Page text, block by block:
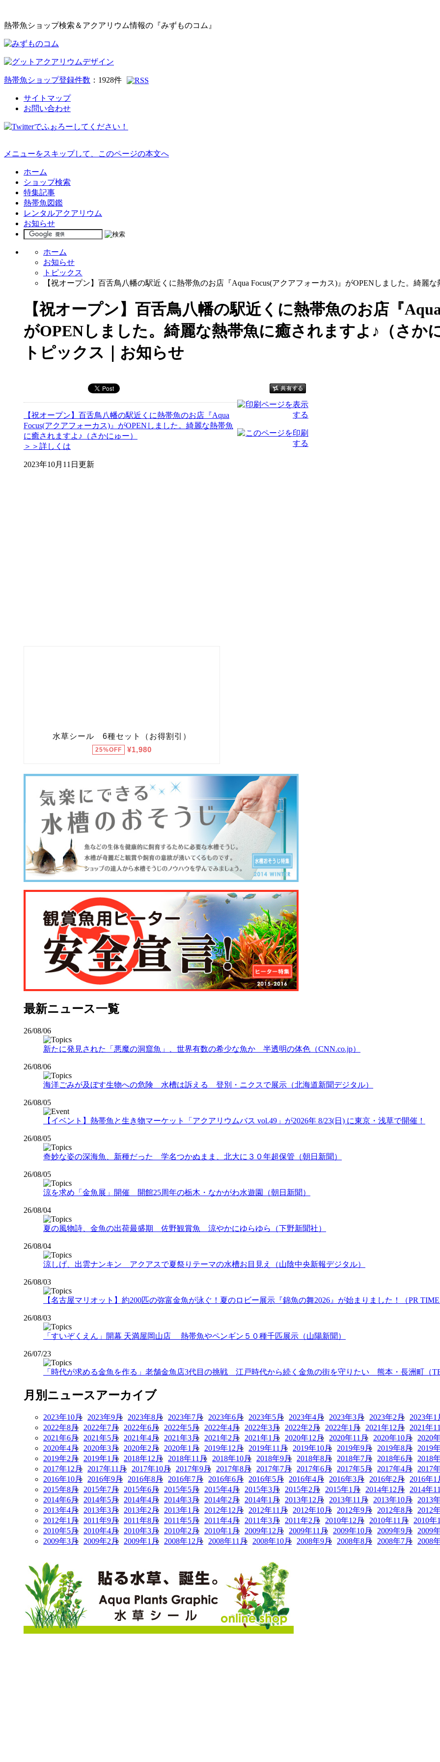
熱帯魚ショップ検索＆アクアリウム情報の『みずものコム』
熱帯魚ショップ登録件数 ： 1928件
サイトマップ
お問い合わせ
メニューをスキップして、このページの本文へ
ホーム
ショップ検索
特集記事
熱帯魚図鑑
レンタルアクアリウム
お知らせ
ホーム
お知らせ
トピックス
【祝オープン】百舌鳥八幡の駅近くに熱帯魚のお店『Aqua Focus(アクアフォーカス)』がOPENしました。綺麗
【祝オープン】百舌鳥八幡の駅近くに熱帯魚のお店『
がOPENしました。綺麗な熱帯魚に癒されますよ♪（さか
トピックス｜お知らせ
【祝オープン】百舌鳥八幡の駅近くに熱帯魚のお店『Aqua
Focus(アクアフォーカス)』がOPENしました。綺麗な熱帯魚
に癒されますよ♪（さかにゅー）
＞＞詳しくは
2023年10月11日更新
最新ニュース一覧
26/08/06
新たに発見された「悪魔の洞窟魚」、世界有数の希少な魚か 半透明の体色（CNN.co.jp）
26/08/06
海洋ごみが及ぼす生物への危険 水槽は訴える 登別・ニクスで展示（北海道新聞デジタル）
26/08/05
【イベント】熱帯魚と生き物マーケット「アクアリウムバス vol.49」が2026年 8/23(日) に東京・浅草で開催！
26/08/05
奇妙な姿の深海魚、新種だった 学名つかぬまま、北大に３０年超保管（朝日新聞）
26/08/05
涼を求め「金魚展」開催 開館25周年の栃木・なかがわ水遊園（朝日新聞）
26/08/04
夏の風物詩、金魚の出荷最盛期 佐野観賞魚 涼やかにゆらゆら（下野新聞社）
26/08/04
涼しげ、出雲ナンキン アクアスで夏祭りテーマの水槽お目見え（山陰中央新報デジタル）
26/08/03
【名古屋マリオット】約200匹の弥富金魚が泳ぐ！夏のロビー展示『錦魚の舞2026』が始まりました！（PR
26/08/03
「すいぞくえん」開幕 天満屋岡山店 熱帯魚やペンギン５０種千匹展示（山陽新聞）
26/07/23
「時代が求める金魚を作る」老舗金魚店3代目の挑戦 江戸時代から続く金魚の街を守りたい 熊本・長洲町（
月別ニュースアーカイブ
2023年10月 2023年9月 2023年8月 2023年7月 2023年6月 2023年5月 2023年4月 2023年3月 2023年2月 2023年1
2022年8月 2022年7月 2022年6月 2022年5月 2022年4月 2022年3月 2022年2月 2022年1月 2021年12月 2021年
2021年6月 2021年5月 2021年4月 2021年3月 2021年2月 2021年1月 2020年12月 2020年11月 2020年10月 2020
2020年4月 2020年3月 2020年2月 2020年1月 2019年12月 2019年11月 2019年10月 2019年9月 2019年8月 2019
2019年2月 2019年1月 2018年12月 2018年11月 2018年10月 2018年9月 2018年8月 2018年7月 2018年6月 2018
2017年12月 2017年11月 2017年10月 2017年9月 2017年8月 2017年7月 2017年6月 2017年5月 2017年4月 2017
2016年10月 2016年9月 2016年8月 2016年7月 2016年6月 2016年5月 2016年4月 2016年3月 2016年2月 2016年1
2015年8月 2015年7月 2015年6月 2015年5月 2015年4月 2015年3月 2015年2月 2015年1月 2014年12月 2014年
2014年6月 2014年5月 2014年4月 2014年3月 2014年2月 2014年1月 2013年12月 2013年11月 2013年10月 2013
2013年4月 2013年3月 2013年2月 2013年1月 2012年12月 2012年11月 2012年10月 2012年9月 2012年8月 2012
2012年1月 2011年9月 2011年8月 2011年5月 2011年4月 2011年3月 2011年2月 2010年12月 2010年11月 2010年
2010年5月 2010年4月 2010年3月 2010年2月 2010年1月 2009年12月 2009年11月 2009年10月 2009年9月 2009
2009年3月 2009年2月 2009年1月 2008年12月 2008年11月 2008年10月 2008年9月 2008年8月 2008年7月 2008